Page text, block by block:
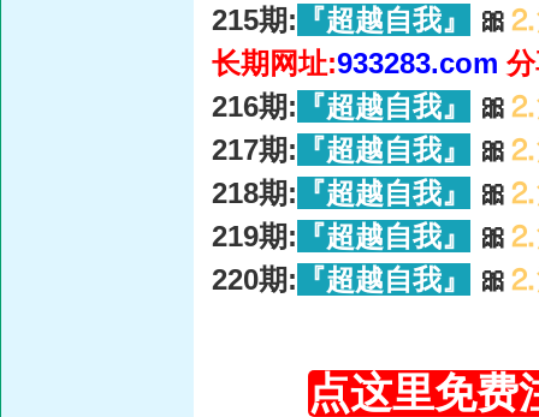
215期: 『超越自我』 🎀 ⒉
长期网址:933283.com
216期: 『超越自我』 🎀 ⒉
217期: 『超越自我』 🎀 ⒉
218期: 『超越自我』 🎀 ⒉
219期: 『超越自我』 🎀 ⒉
220期: 『超越自我』 🎀 ⒉
点这里免费